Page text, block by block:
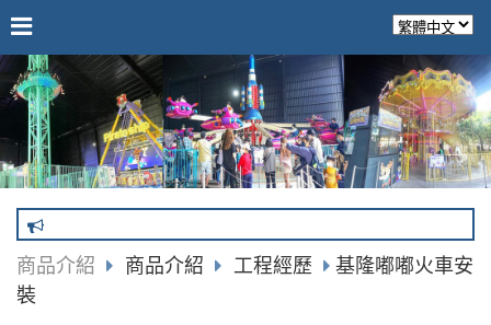
商品介紹 商品介紹 工程經歷
基隆嘟嘟火車安
裝